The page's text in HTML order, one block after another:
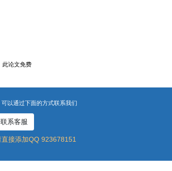
此论文免费
以通过下面的方式联系我们
系客服
接添加QQ 923678151